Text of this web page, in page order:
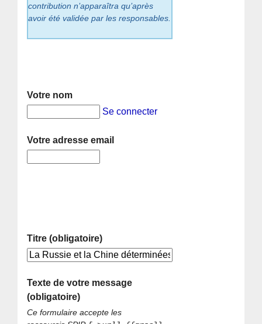
contribution n’apparaîtra qu’après
avoir été validée par les responsables.
Votre nom
Se connecter
Votre adresse email
Titre (obligatoire)
Texte de votre message
(obligatoire)
Ce formulaire accepte les